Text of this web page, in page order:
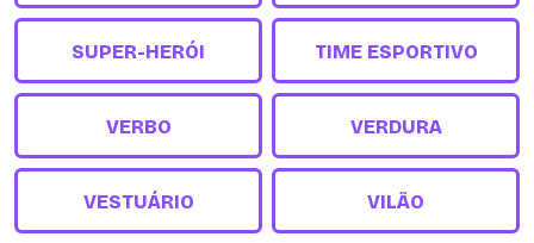
SUPER-HERÓI TIME ESPORTIVO
VERBO VERDURA
VESTUÁRIO VILÃO